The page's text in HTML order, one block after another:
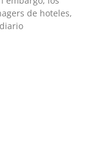
de hoteles,